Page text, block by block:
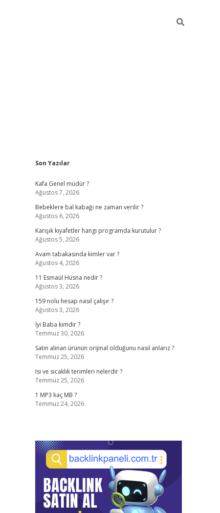
Sidebar
Son Yazılar
Kafa Genel müdür ?
Ağustos 7, 2026
Bebeklere bal kabağı ne zaman verilir ?
Ağustos 6, 2026
Karışık kıyafetler hangi programda kurutulur ?
Ağustos 5, 2026
Avam tabakasında kimler var ?
Ağustos 4, 2026
11 Esmaül Hüsna nedir ?
Ağustos 3, 2026
159 nolu hesap nasıl çalışır ?
Ağustos 3, 2026
İyi Baba kimdir ?
Temmuz 30, 2026
Satın alınan ürünün orijinal olduğunu nasıl anlarız ?
Temmuz 25, 2026
Isı ve sıcaklık terimleri nelerdir ?
Temmuz 25, 2026
1 MP3 kaç MB ?
Temmuz 24, 2026